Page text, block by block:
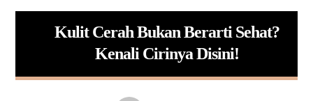
Kulit Cerah Bukan Berarti Sehat?
Kenali Cirinya Disini!